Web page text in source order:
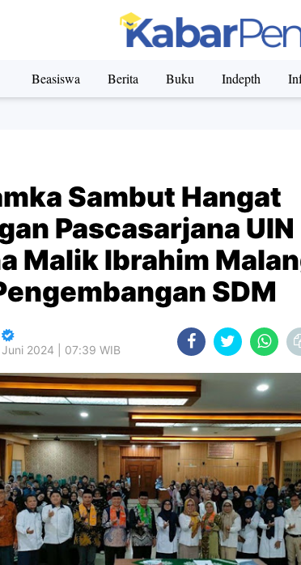
Beasiswa Berita Buku Indepth
Sambut Hangat
Pascasarjana UIN
Malik Ibrahim
SDM
2024 | 07:39 WIB